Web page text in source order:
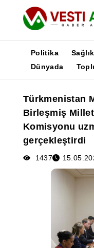
Yayınlar
Medya
Poster
Politika Sağlık
Dünyada
Türkmenistan
Birleşmiş
Komisyonu
gerçekleştirdi
1437